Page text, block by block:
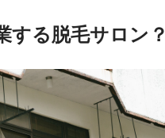
する脱毛サロン？